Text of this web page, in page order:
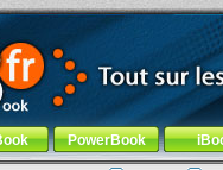
! -Aller au menu de
PowerBook